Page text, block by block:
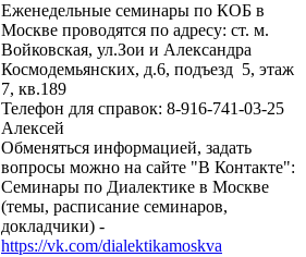
Еженедельные семинары по КОБ в
Москве проводятся по адресу: ст. м.
Войковская, ул.Зои и Александра
Космодемьянских, д.6, подъезд 5, этаж
7, кв.189
Телефон для справок: 8-916-741-03-25
Алексей
Обменяться информацией, задать
вопросы можно на сайте "В Контакте":
Семинары по Диалектике в Москве
(темы, расписание семинаров,
докладчики) -
https://vk.com/dialektikamoskva